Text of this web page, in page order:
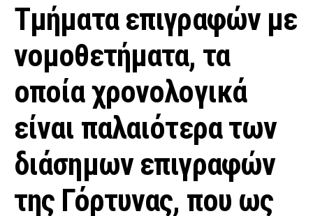
Τμήματα επιγραφών με
νομοθετήματα, τα
οποία χρονολογικά
είναι παλαιότερα των
διάσημων επιγραφών
της Γόρτυνας, που ως